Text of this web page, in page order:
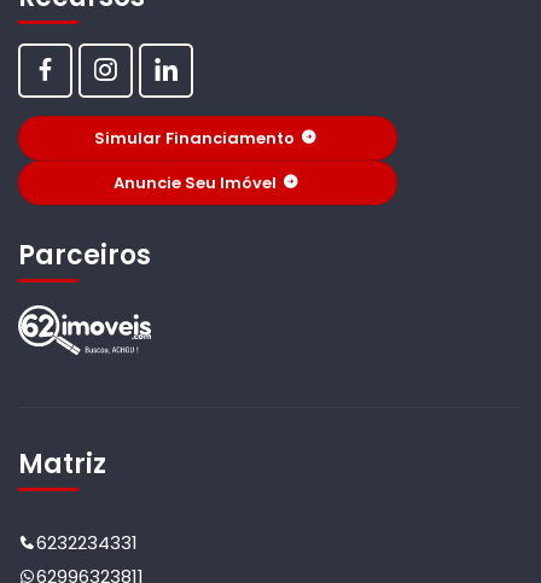
Simular Financiamento
Anuncie Seu Imóvel
Parceiros
Matriz
6232234331
62996323811